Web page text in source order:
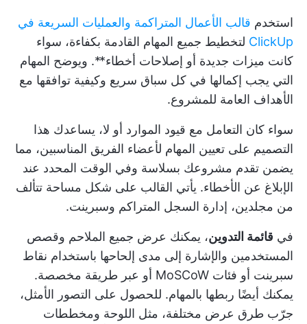
استخدم قالب الأعمال المتراكمة والعمليات السريعة في
ClickUp لتخطيط جميع المهام القادمة بكفاءة، سواء
كانت ميزات جديدة أو إصلاحات أخطاء**. ويوضح المهام
التي يجب إكمالها في كل سباق سريع وكيفية توافقها مع
الأهداف العامة للمشروع.
سواء كان التعامل مع قيود الموارد أو لا، يساعدك هذا
التصميم على تعيين المهام لأعضاء الفريق المناسبين، مما
يضمن تقدم مشروعك بسلاسة وفي الوقت المحدد عند
الإبلاغ عن الأخطاء. يأتي القالب على شكل مساحة تتألف
من مجلدين، إدارة السجل المتراكم وسبرينت.
في قائمة التدوين، يمكنك عرض جميع الملاحم وقصص
المستخدمين والإشارة إلى مدى إلحاحها باستخدام نقاط
سبرينت أو فئات MoSCoW أو عبر طريقة مخصصة.
يمكنك أيضًا ربطها بالمهام. للحصول على التصور الأمثل،
جرّب طرق عرض مختلفة، مثل اللوحة ومخططات